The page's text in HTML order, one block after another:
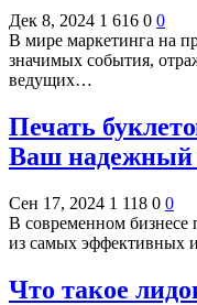
Дек 8, 2024 1 616 0 0
В мире маркетинга на
значимых события,
ведущих…
Печать
Ваш надежный
Сен 17, 2024 1 118 0 0
В современном бизнесе
из самых эффективных
Что такое